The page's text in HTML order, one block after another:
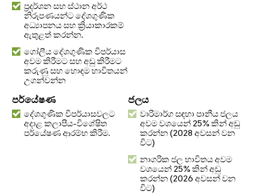
ප්‍රදර්ශන සහ ස්ථාන අර්ථ
නිරූපණයන්ට දේශගුණික
අධ්‍යාපනය සහ ක්‍රියාකාරකම්
ඇතුළත් කරන්න.
ගෝලීය දේශගුණික විපර්යාස
අවම කිරීමට සහ අඩු කිරීමට
කරුණු සහ හොඳම භාවිතයන්
උගන්වන්න
පර්යේෂණ
දේශගුණික විපර්යාසවලට
අදාළ කලාපීය-විශේෂිත
පර්යේෂණ ආරම්භ කිරීම.
ජලය
වාරිමාර්ග සඳහා පානීය ජලය
අවම වශයෙන් 25% කින් අඩු
කරන්න (2028 අවසන් වන
විට)
නාගරික ජල භාවිතය අවම
වශයෙන් 25% කින් අඩු
කරන්න (2026 අවසන් වන
විට)